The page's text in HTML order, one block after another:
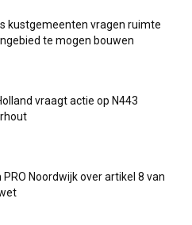
kustgemeenten vragen ruimte
te mogen bouwen
vraagt actie op N443
PRO Noordwijk over artikel 8 van